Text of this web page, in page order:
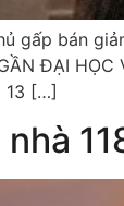
gấp bán
ĐẠI HỌC
13 […]
nhà